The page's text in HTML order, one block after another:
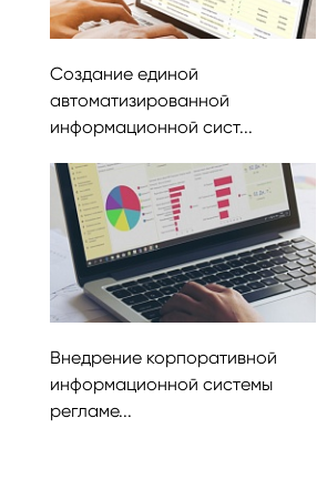
Создание единой
автоматизированной
информационной сист...
Внедрение корпоративной
информационной системы
регламе...